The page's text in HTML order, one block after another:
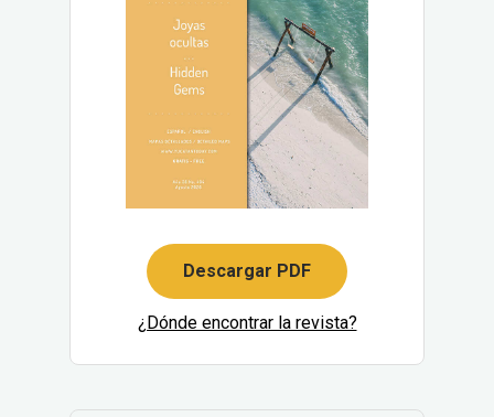
Descargar PDF
¿Dónde encontrar la revista?